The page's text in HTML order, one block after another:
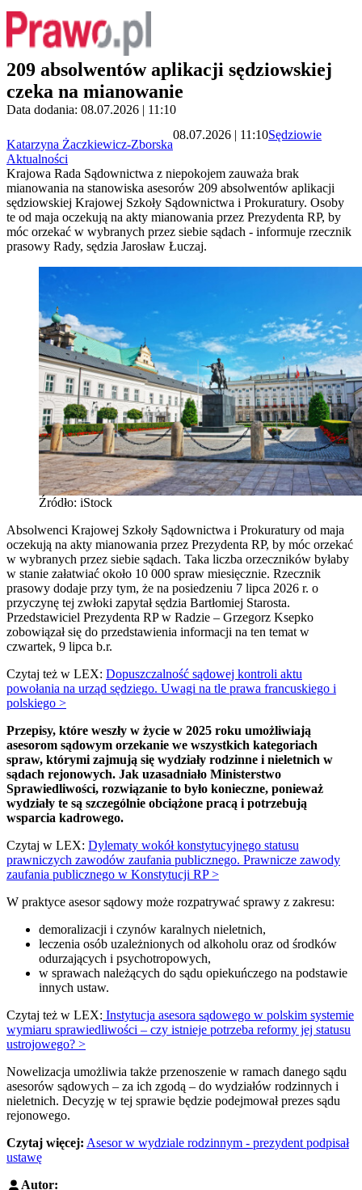
209 absolwentów aplikacji sędziowskiej
czeka na mianowanie
Data dodania: 08.07.2026 | 11:10
Katarzyna Żaczkiewicz-Zborska
08.07.2026 | 11:10Sędziowie
Aktualności
Krajowa Rada Sądownictwa z niepokojem zauważa brak
mianowania na stanowiska asesorów 209 absolwentów aplikacji
sędziowskiej Krajowej Szkoły Sądownictwa i Prokuratury. Osoby
te od maja oczekują na akty mianowania przez Prezydenta RP, by
móc orzekać w wybranych przez siebie sądach - informuje rzecznik
prasowy Rady, sędzia Jarosław Łuczaj.
Źródło: iStock
Absolwenci Krajowej Szkoły Sądownictwa i Prokuratury od maja
oczekują na akty mianowania przez Prezydenta RP, by móc orzekać
w wybranych przez siebie sądach. Taka liczba orzeczników byłaby
w stanie załatwiać około 10 000 spraw miesięcznie. Rzecznik
prasowy dodaje przy tym, że na posiedzeniu 7 lipca 2026 r. o
przyczynę tej zwłoki zapytał sędzia Bartłomiej Starosta.
Przedstawiciel Prezydenta RP w Radzie – Grzegorz Ksepko
zobowiązał się do przedstawienia informacji na ten temat w
czwartek, 9 lipca b.r.
Czytaj też w LEX: Dopuszczalność sądowej kontroli aktu
powołania na urząd sędziego. Uwagi na tle prawa francuskiego i
polskiego >
Przepisy, które weszły w życie w 2025 roku umożliwiają
asesorom sądowym orzekanie we wszystkich kategoriach
spraw, którymi zajmują się wydziały rodzinne i nieletnich w
sądach rejonowych. Jak uzasadniało Ministerstwo
Sprawiedliwości, rozwiązanie to było konieczne, ponieważ
wydziały te są szczególnie obciążone pracą i potrzebują
wsparcia kadrowego.
Czytaj w LEX: Dylematy wokół konstytucyjnego statusu
prawniczych zawodów zaufania publicznego. Prawnicze zawody
zaufania publicznego w Konstytucji RP >
W praktyce asesor sądowy może rozpatrywać sprawy z zakresu:
demoralizacji i czynów karalnych nieletnich,
leczenia osób uzależnionych od alkoholu oraz od środków
odurzających i psychotropowych,
w sprawach należących do sądu opiekuńczego na podstawie
innych ustaw.
Czytaj też w LEX: Instytucja asesora sądowego w polskim systemie
wymiaru sprawiedliwości – czy istnieje potrzeba reformy jej statusu
ustrojowego? >
Nowelizacja umożliwia także przenoszenie w ramach danego sądu
asesorów sądowych – za ich zgodą – do wydziałów rodzinnych i
nieletnich. Decyzję w tej sprawie będzie podejmował prezes sądu
rejonowego.
Czytaj więcej: Asesor w wydziale rodzinnym - prezydent podpisał
ustawę
Autor: